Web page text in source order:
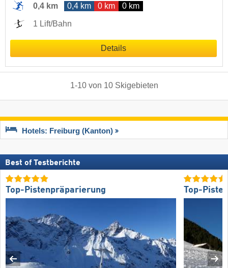
0,4 km
0,4 km 0 km 0 km
1 Lift/Bahn
Details
1-10von 10 Skigebieten
Hotels: Freiburg (Kanton)
Best of Testberichte
Top-Pistenpräparierung Top-